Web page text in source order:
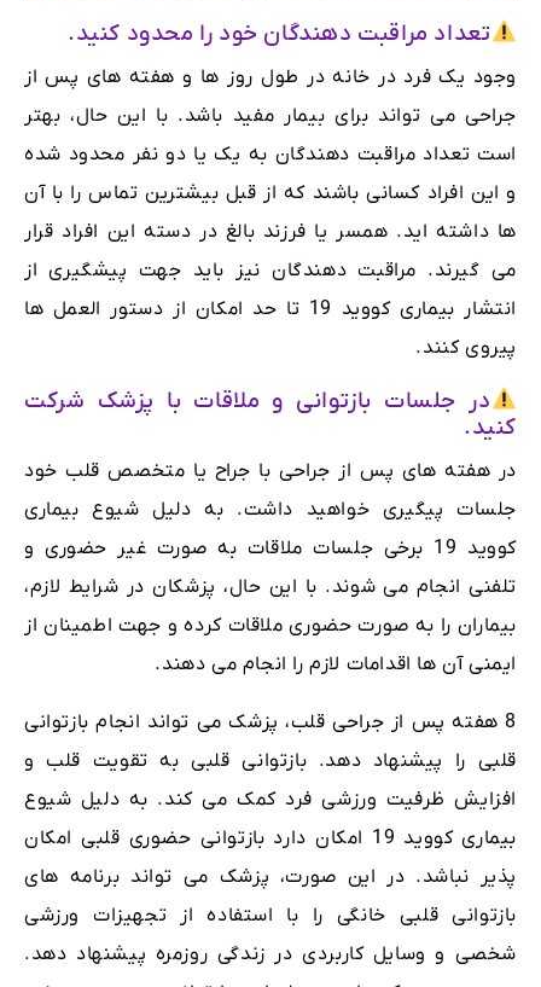
تعداد مراقبت دهندگان خود را محدود کنید.
وجود یک فرد در خانه در طول روز ها و هفته های پس از
جراحی می تواند برای بیمار مفید باشد. با این حال، بهتر
است تعداد مراقبت دهندگان به یک یا دو نفر محدود شده
و این افراد کسانی باشند که از قبل بیشترین تماس را با آن
ها داشته اید. همسر یا فرزند بالغ در دسته این افراد قرار
می گیرند. مراقبت دهندگان نیز باید جهت پیشگیری از
انتشار بیماری کووید 19 تا حد امکان از دستور العمل ها
پیروی کنند.
در جلسات بازتوانی و ملاقات با پزشک شرکت
کنید.
در هفته های پس از جراحی با جراح یا متخصص قلب خود
جلسات پیگیری خواهید داشت. به دلیل شیوع بیماری
کووید 19 برخی جلسات ملاقات به صورت غیر حضوری و
تلفنی انجام می شوند. با این حال، پزشکان در شرایط لازم،
بیماران را به صورت حضوری ملاقات کرده و جهت اطمینان از
ایمنی آن ها اقدامات لازم را انجام می دهند.
8 هفته پس از جراحی قلب، پزشک می تواند انجام بازتوانی
قلبی را پیشنهاد دهد. بازتوانی قلبی به تقویت قلب و
افزایش ظرفیت ورزشی فرد کمک می کند. به دلیل شیوع
بیماری کووید 19 امکان دارد بازتوانی حضوری قلبی امکان
پذیر نباشد. در این صورت، پزشک می تواند برنامه های
بازتوانی قلبی خانگی را با استفاده از تجهیزات ورزشی
شخصی و وسایل کاربردی در زندگی روزمره پیشنهاد دهد.